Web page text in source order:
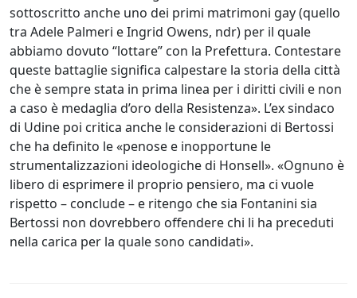
sottoscritto anche uno dei primi matrimoni gay (quello
tra Adele Palmeri e Ingrid Owens, ndr) per il quale
abbiamo dovuto “lottare” con la Prefettura. Contestare
queste battaglie significa calpestare la storia della città
che è sempre stata in prima linea per i diritti civili e non
a caso è medaglia d’oro della Resistenza». L’ex sindaco
di Udine poi critica anche le considerazioni di Bertossi
che ha definito le «penose e inopportune le
strumentalizzazioni ideologiche di Honsell». «Ognuno è
libero di esprimere il proprio pensiero, ma ci vuole
rispetto – conclude – e ritengo che sia Fontanini sia
Bertossi non dovrebbero offendere chi li ha preceduti
nella carica per la quale sono candidati».